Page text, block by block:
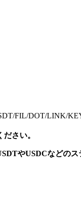
FIL/DOT/LINK/
さい。
やUSDCなどの